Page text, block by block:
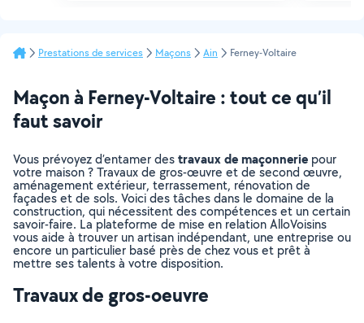
Prestations de services Maçons Ain Ferney-Voltaire
Maçon à Ferney-Voltaire : tout ce qu’il
faut savoir
Vous prévoyez d’entamer destravaux de maçonnerie pour
votre maison ? Travaux de gros-œuvre et de second œuvre,
aménagement extérieur, terrassement, rénovation de
façades et de sols. Voici des tâches dans le domaine de la
construction, qui nécessitent des compétences et un certain
savoir-faire. La plateforme de mise en relation AlloVoisins
vous aide à trouver un artisan indépendant, une entreprise ou
encore un particulier basé près de chez vous et prêt à
mettre ses talents à votre disposition.
Travaux de gros-oeuvre